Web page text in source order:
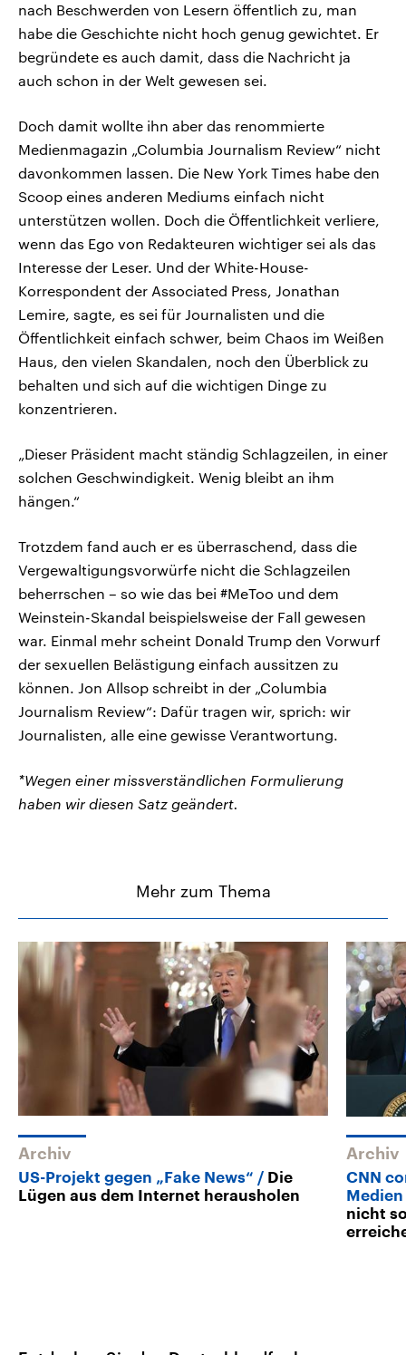
nach Beschwerden von Lesern öffentlich zu, man
habe die Geschichte nicht hoch genug gewichtet. Er
begründete es auch damit, dass die Nachricht ja
auch schon in der Welt gewesen sei.
Doch damit wollte ihn aber das renommierte
Medienmagazin „Columbia Journalism Review“ nicht
davonkommen lassen. Die New York Times habe den
Scoop eines anderen Mediums einfach nicht
unterstützen wollen. Doch die Öffentlichkeit verliere,
wenn das Ego von Redakteuren wichtiger sei als das
Interesse der Leser. Und der White-House-
Korrespondent der Associated Press, Jonathan
Lemire, sagte, es sei für Journalisten und die
Öffentlichkeit einfach schwer, beim Chaos im Weißen
Haus, den vielen Skandalen, noch den Überblick zu
behalten und sich auf die wichtigen Dinge zu
konzentrieren.
„Dieser Präsident macht ständig Schlagzeilen, in einer
solchen Geschwindigkeit. Wenig bleibt an ihm
hängen.“
Trotzdem fand auch er es überraschend, dass die
Vergewaltigungsvorwürfe nicht die Schlagzeilen
beherrschen – so wie das bei #MeToo und dem
Weinstein-Skandal beispielsweise der Fall gewesen
war. Einmal mehr scheint Donald Trump den Vorwurf
der sexuellen Belästigung einfach aussitzen zu
können. Jon Allsop schreibt in der „Columbia
Journalism Review“: Dafür tragen wir, sprich: wir
Journalisten, alle eine gewisse Verantwortung.
*Wegen einer missverständlichen Formulierung
haben wir diesen Satz geändert.
Mehr zum Thema
Archiv
US-Projekt gegen „Fake News“
Die
Lügen aus dem Internet herausholen
Archiv
CNN
Medien
nicht